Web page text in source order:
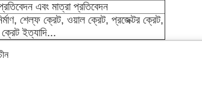
এবং মাত্রা প্রতিবেদন
শেল্ফ ক্রেট, ওয়াল ক্রেট, প্রজেক্টর ক্রেট,
ক্রেট ইত্যাদি...